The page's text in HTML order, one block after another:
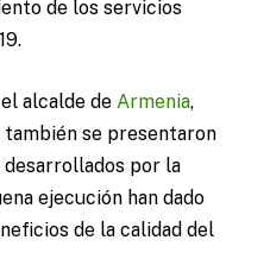
de los servicios
alcalde de Armenia,
también se presentaron
por la
ejecución han dado
de la calidad del